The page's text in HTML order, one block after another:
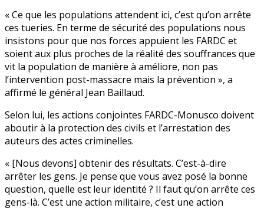
« Ce que les populations attendent ici, c’est qu’on arrête
ces tueries. En terme de sécurité des populations nous
insistons pour que nos forces appuient les FARDC et
soient aux plus proches de la réalité des souffrances que
vit la population de manière à améliore, non pas
l’intervention post-massacre mais la prévention », a
affirmé le général Jean Baillaud.
Selon lui, les actions conjointes FARDC-Monusco doivent
aboutir à la protection des civils et l’arrestation des
auteurs des actes criminelles.
« [Nous devons] obtenir des résultats. C’est-à-dire
arrêter les gens. Je pense que vous avez posé la bonne
question, quelle est leur identité ? Il faut qu’on arrête ces
gens-là. C’est une action militaire, c’est une action